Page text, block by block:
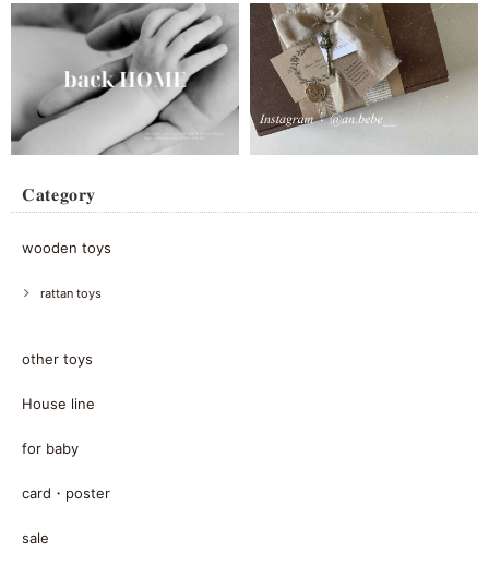
𝐂𝐚𝐭𝐞𝐠𝐨𝐫𝐲
wooden toys
rattan toys
other toys
House line
for baby
card・poster
sale